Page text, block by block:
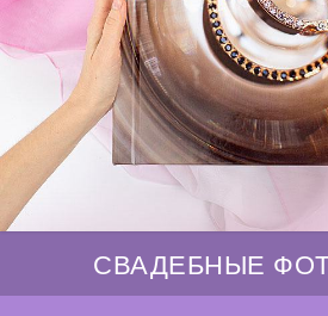
СВАДЕБНЫЕ